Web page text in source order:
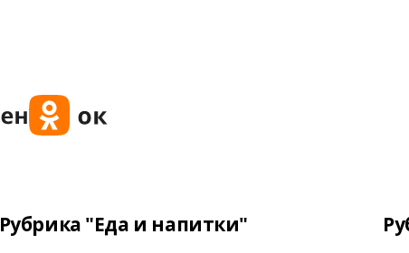
Рубрика "Еда и напитки"